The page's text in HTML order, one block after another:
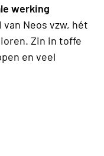
werking
Neos vzw, hét
Zin in toffe
en veel